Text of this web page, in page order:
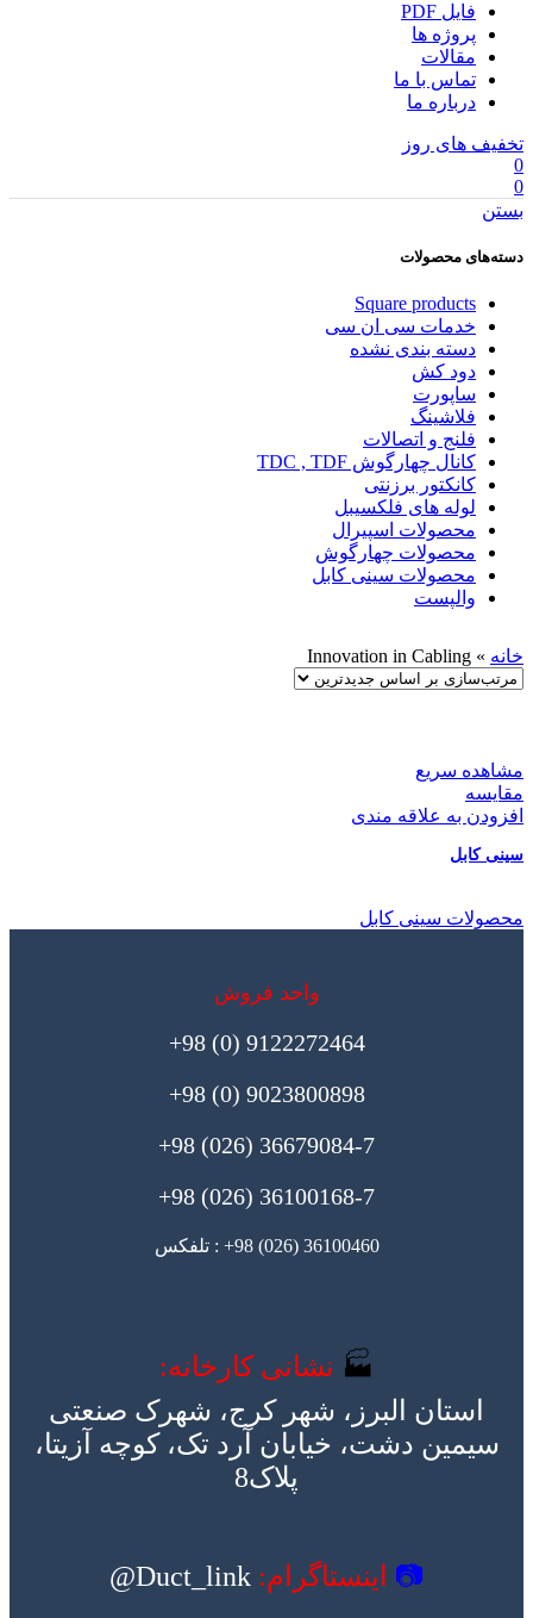
فایل PDF
پروژه ها
مقالات
تماس با ما
درباره ما
تخفیف های روز
0
0
بستن
دسته‌های محصولات
Square products
خدمات سی ان سی
دسته بندی نشده
دود کش
ساپورت
فلاشینگ
فلنج و اتصالات
کانال چهارگوش TDC , TDF
کانکتور برزنتی
لوله های فلکسیبل
محصولات اسپیرال
محصولات چهارگوش
محصولات سینی کابل
والپست
خانه »
Innovation in Cabling
مشاهده سریع
مقایسه
افزودن به علاقه مندی
سینی کابل
محصولات سینی کابل
واحد فروش
9122272464 (0) 98+
9023800898 (0) 98+
36679084-7 (026) 98+
36100168-7 (026) 98+
36100460 (026) 98+ : تلفکس
🏭 نشانی کارخانه:
استان البرز، شهر کرج، شهرک صنعتی
سیمین دشت، خیابان آرد تک، کوچه آزیتا،
پلاک8
📷 اینستاگرام: